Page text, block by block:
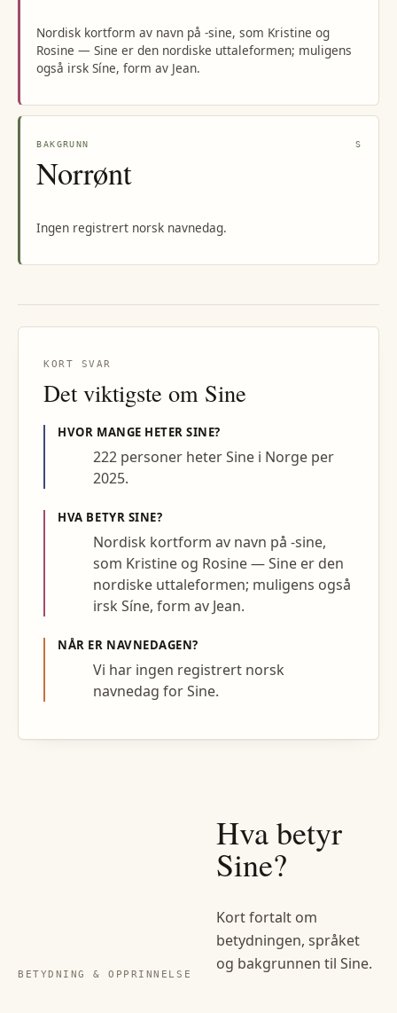
Nordisk kortform av navn på -sine, som Kristine og
Rosine — Sine er den nordiske uttaleformen; muligens
også irsk Síne, form av Jean.
BAKGRUNN S
Norrønt
Ingen registrert norsk navnedag.
KORT SVAR
Det viktigste om Sine
HVOR MANGE HETERSINE?
222 personer heter Sine i Norge per
2025.
HVA BETYR SINE?
Nordisk kortform av navn på -sine,
som Kristine og Rosine — Sine er den
nordiske uttaleformen; muligens også
irsk Síne, form av Jean.
NÅR ER NAVNEDAGEN?
Vi har ingen registrert norsk
navnedag for Sine.
BETYDNING & OPPRINNELSE
Hva betyr
Sine?
Kort fortalt om
betydningen, språket
og bakgrunnen til Sine.